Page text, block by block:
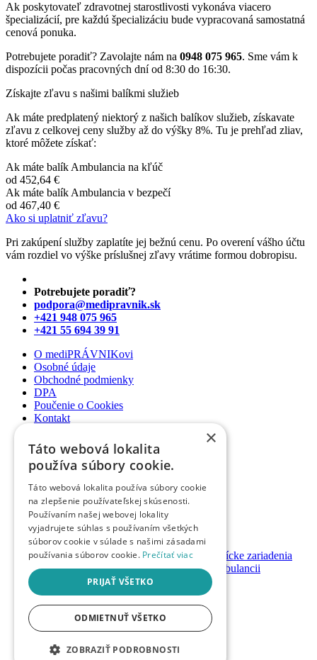
Ak poskytovateľ zdravotnej starostlivosti vykonáva viacero
špecializácií, pre každú špecializáciu bude vypracovaná samostatná
cenová ponuka.
Potrebujete poradiť? Zavolajte nám na 0948 075 965. Sme vám k
dispozícii počas pracovných dní od 8:30 do 16:30.
Získajte zľavu s našimi balíkmi služieb
Ak máte predplatený niektorý z našich balíkov služieb, získavate
zľavu z celkovej ceny služby až do výšky 8%. Tu je prehľad zliav,
ktoré môžete získať:
Ak máte balík Ambulancia na kľúč
od 452,64 €
Ak máte balík Ambulancia v bezpečí
od 467,40 €
Ako si uplatniť zľavu?
Pri zakúpení služby zaplatíte jej bežnú cenu. Po overení vášho účtu
vám rozdiel vo výške príslušnej zľavy vrátime formou dobropisu.
Potrebujete poradiť?
podpora@medipravnik.sk
+421 948 075 965
+421 55 694 39 91
O mediPRÁVNIKovi
Osobné údaje
Obchodné podmienky
DPA
Poučenie o Cookies
Kontakt
Newsletter
Články
Podcasty
Informované súhlasy
Právny web pre ambulancie
Právnik na telefóne
GDPR ambulancie / lekárne
Systémy bezpečnosti pacienta pre zdravotnícke zariadenia
Nastavenie priamych platieb pacienta v ambulancii
Založenie / prevody ambulancií a lekární
Registrácia
Prihlásenie
Návody & manuály
Mám promokód
×
Táto webová lokalita
používa súbory cookie.
Táto webová lokalita používa súbory cookie
na zlepšenie používateľskej skúsenosti.
Používaním našej webovej lokality
vyjadrujete súhlas s používaním všetkých
súborov cookie v súlade s našimi zásadami
používania súborov cookie. Prečítať viac
PRIJAŤ VŠETKO
ODMIETNUŤ VŠETKO
ZOBRAZIŤ PODROBNOSTI